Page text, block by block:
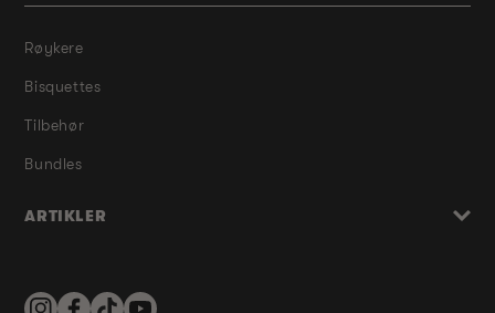
Røykere
Bisquettes
Tilbehør
Bundles
ARTIKLER